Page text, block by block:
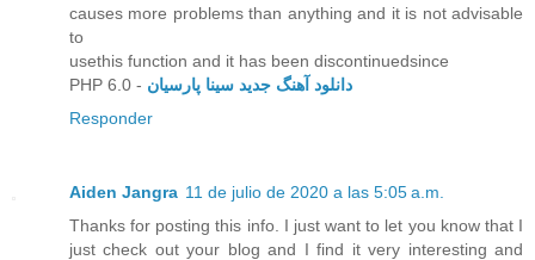
causes more problems than anything and it is not advisable
to
usethis function and it has been discontinuedsince
PHP 6.0 - دانلود آهنگ جدید سینا پارسیان
Responder
Aiden Jangra 11 de julio de 2020 a las 5:05 a.m.
Thanks for posting this info. I just want to let you know that I
just check out your blog and I find it very interesting and